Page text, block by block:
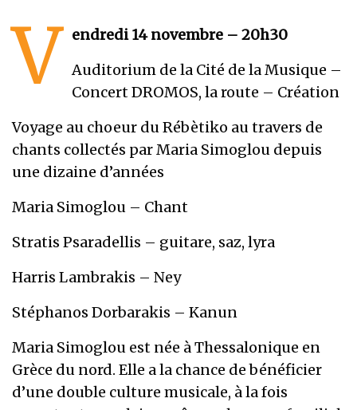
V endredi 14 novembre – 20h30
Auditorium de la Cité de la Musique –
Concert DROMOS, la route – Création
Voyage au choeur du Rébètiko au travers de
chants collectés par Maria Simoglou depuis
une dizaine d’années
Maria Simoglou – Chant
Stratis Psaradellis – guitare, saz, lyra
Harris Lambrakis – Ney
Stéphanos Dorbarakis – Kanun
Maria Simoglou est née à Thessalonique en
Grèce du nord. Elle a la chance de bénéficier
d’une double culture musicale, à la fois